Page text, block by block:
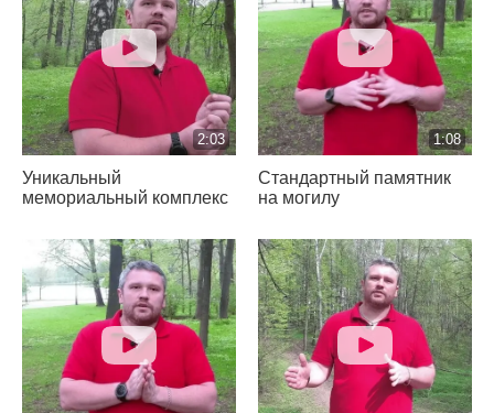
2:03
Уникальный
мемориальный комплекс
1:08
Стандартный памятник
на могилу